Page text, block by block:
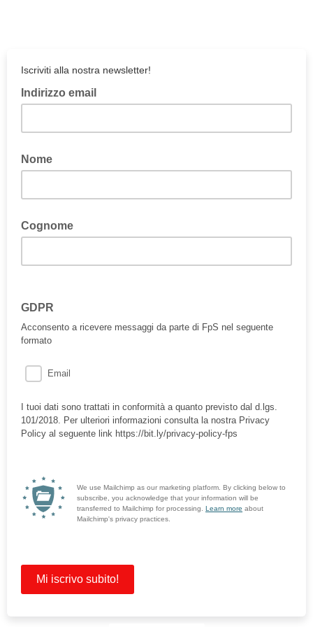
Iscriviti alla nostra newsletter!
Indirizzo email
Nome
Cognome
GDPR
Acconsento a ricevere messaggi da parte di FpS nel seguente
formato
Email
I tuoi dati sono trattati in conformità a quanto previsto dal d.lgs.
101/2018. Per ulteriori informazioni consulta la nostra Privacy
Policy al seguente link https://bit.ly/privacy-policy-fps
We use Mailchimp as our marketing platform. By clicking below to
subscribe, you acknowledge that your information will be
transferred to Mailchimp for processing. Learn more about
Mailchimp's privacy practices.